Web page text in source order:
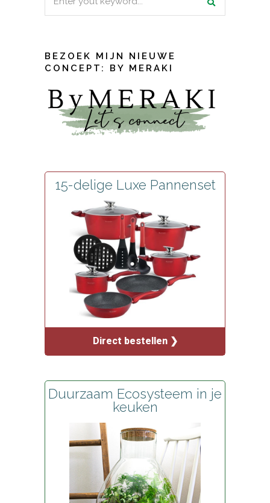
BEZOEK MIJN NIEUWE
CONCEPT: BY MERAKI
15-delige Luxe Pannenset
Direct bestellen ❯
Duurzaam Ecosysteem in je
keuken